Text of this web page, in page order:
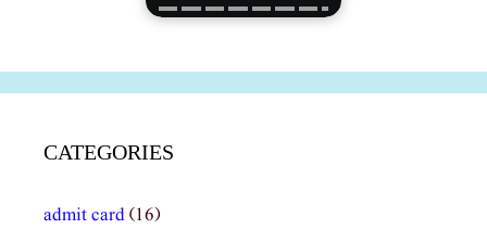
CATEGORIES
admit card(16)